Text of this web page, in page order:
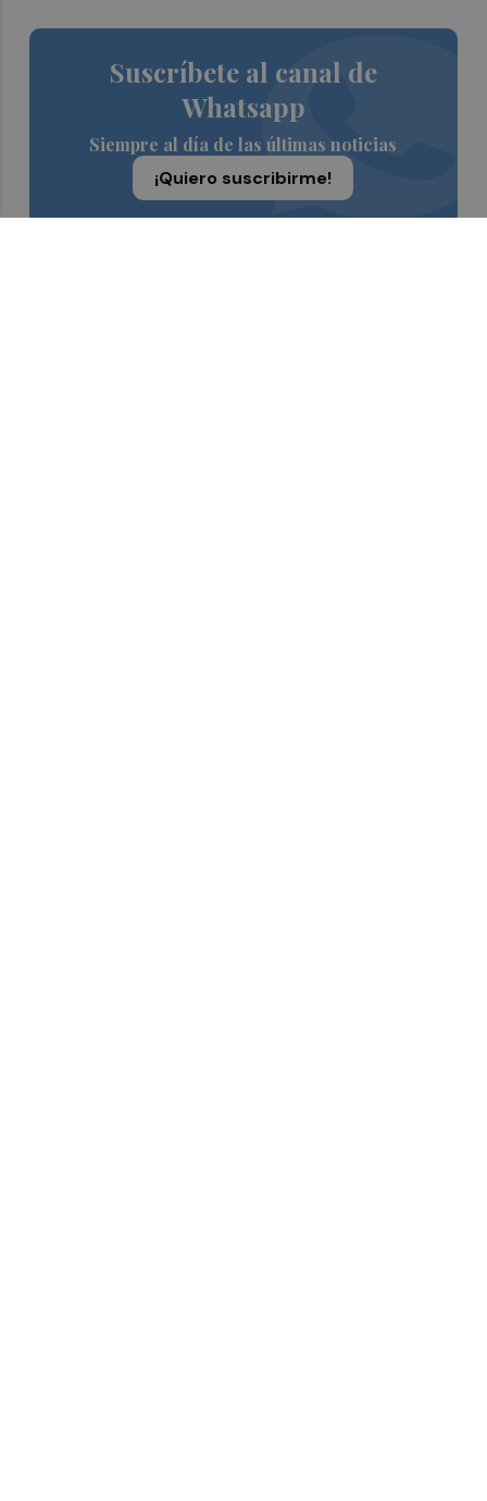
Suscríbete al canal de
Whatsapp
Siempre al día de las últimas noticias
¡Quiero suscribirme!